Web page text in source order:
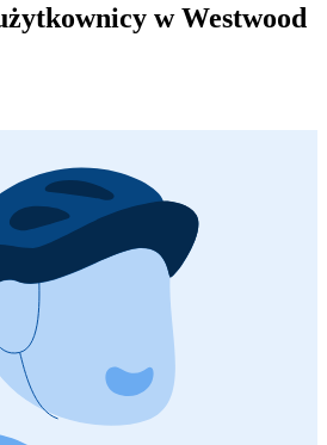
w Westwood